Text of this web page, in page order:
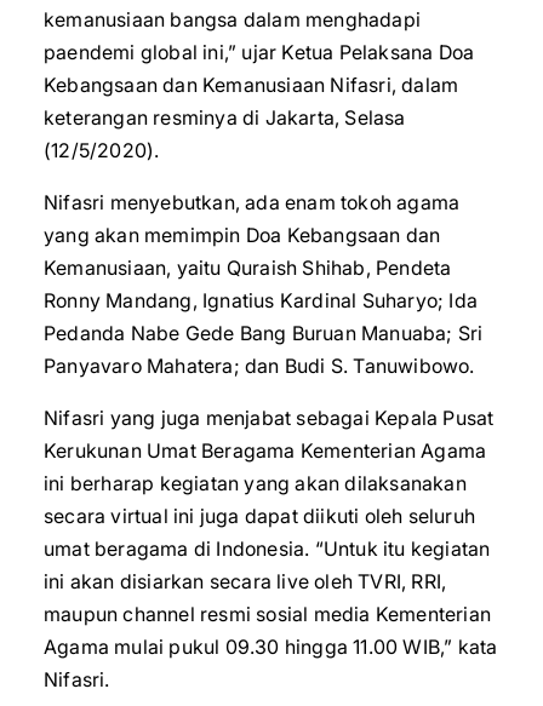
kemanusiaan bangsa dalam menghadapi
paendemi global ini,” ujar Ketua Pelaksana Doa
Kebangsaan dan Kemanusiaan Nifasri, dalam
keterangan resminya di Jakarta, Selasa
(12/5/2020).
Nifasri menyebutkan, ada enam tokoh agama
yang akan memimpin Doa Kebangsaan dan
Kemanusiaan, yaitu Quraish Shihab, Pendeta
Ronny Mandang, Ignatius Kardinal Suharyo; Ida
Pedanda Nabe Gede Bang Buruan Manuaba; Sri
Panyavaro Mahatera; dan Budi S. Tanuwibowo.
Nifasri yang juga menjabat sebagai Kepala Pusat
Kerukunan Umat Beragama Kementerian Agama
ini berharap kegiatan yang akan dilaksanakan
secara virtual ini juga dapat diikuti oleh seluruh
umat beragama di Indonesia. “Untuk itu kegiatan
ini akan disiarkan secara live oleh TVRI, RRI,
maupun channel resmi sosial media Kementerian
Agama mulai pukul 09.30 hingga 11.00 WIB,” kata
Nifasri.